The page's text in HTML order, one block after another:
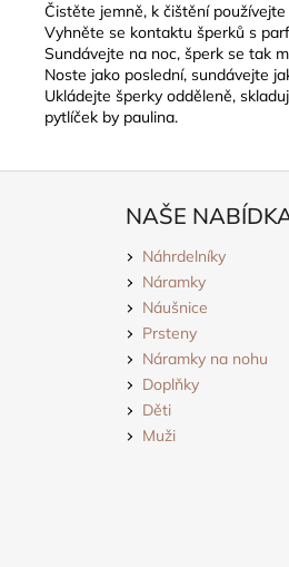
Čistěte jemně, k čištění
Vyhněte se kontaktu šperků s
Sundávejte na noc, šperk se tak
Noste jako poslední, sundávejte
Ukládejte šperky odděleně,
pytlíček by paulina.
NAŠE
Náhrdelníky
Náramky
Náušnice
Prsteny
Náramky na nohu
Doplňky
Děti
Muži